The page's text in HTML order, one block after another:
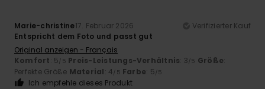
Marie-christine17. Februar 2026
Verifizierter Kauf
Entspricht dem Foto und passt gut
Original anzeigen - Français
Komfort: 5/5 Preis-Leistungs-Verhältnis: 3/5 Größe:
Perfekte Größe Material: 4/5 Farbe: 5/5
Ich empfehle dieses Produkt